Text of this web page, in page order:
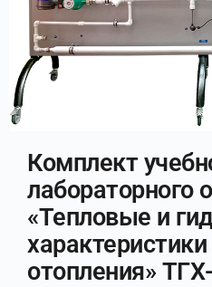
Комплект
лабораторного
«Тепловые и
отопления»